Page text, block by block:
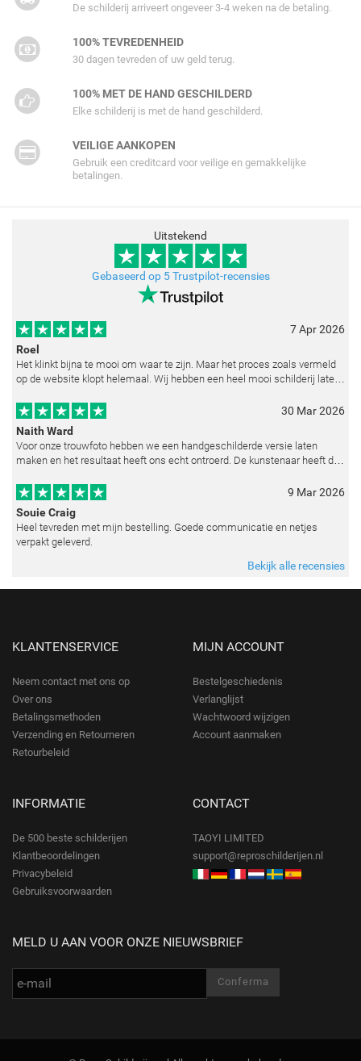
De schilderij arriveert ongeveer 3-4 weken na de betaling.
100% TEVREDENHEID
30 dagen tevreden of uw geld terug.
100% MET DE HAND GESCHILDERD
Elke schilderij is met de hand geschilderd.
VEILIGE AANKOPEN
Gebruik een creditcard voor veilige en gemakkelijke
betalingen.
Uitstekend
Gebaseerd op 5 Trustpilot-recensies
7 Apr 2026
Roel
Het klinkt bijna te mooi om waar te zijn. Maar het proces zoals vermeld
op de website klopt helemaal. Wij hebben een heel mooi schilderij laten
30 Mar 2026
Naith Ward
Voor onze trouwfoto hebben we een handgeschilderde versie laten
maken en het resultaat heeft ons echt ontroerd. De kunstenaar heeft de
9 Mar 2026
Souie Craig
Heel tevreden met mijn bestelling. Goede communicatie en netjes
verpakt geleverd.
Bekijk alle recensies
KLANTENSERVICE
Neem contact met ons op
Over ons
Betalingsmethoden
Verzending en Retourneren
Retourbeleid
MIJN ACCOUNT
Bestelgeschiedenis
Verlanglijst
Wachtwoord wijzigen
Account aanmaken
INFORMATIE
De 500 beste schilderijen
Klantbeoordelingen
Privacybeleid
Gebruiksvoorwaarden
CONTACT
TAOYI LIMITED
support@reproschilderijen.nl
MELD U AAN VOOR ONZE NIEUWSBRIEF